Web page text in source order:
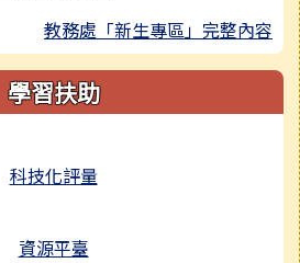
教務處「新生專區」完整內容
學習扶助
科技化評量
資源平臺